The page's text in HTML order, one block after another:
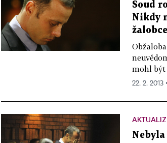
Soud
Nikdy
žalobce
mohl být
22. 2. 2013